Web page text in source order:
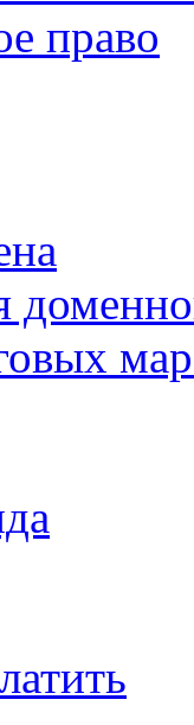
право